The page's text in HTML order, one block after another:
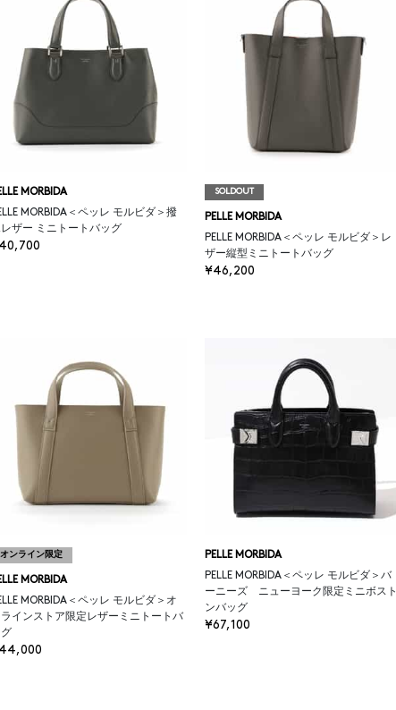
MORBIDA
MORBIDA＜ペッレ モルビダ＞撥
ザー ミニトートバッグ
SOLDOUT
PELLE MORBIDA
PELLE MORBIDA＜ペッレ モルビダ＞レ
ザー縦型ミニトートバッグ
¥46,200
オンライン限定
MORBIDA
MORBIDA＜ペッレ モルビダ＞オ
ラインストア限定レザーミニトートバ
PELLE MORBIDA
PELLE MORBIDA＜ペッレ モルビダ＞バ
ーニーズ ニューヨーク限定ミニボスト
ンバッグ
¥67,100